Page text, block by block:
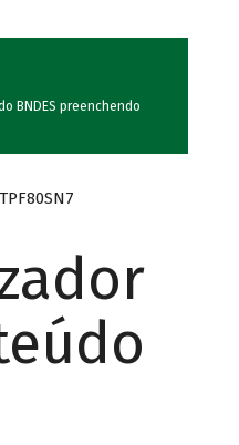
BNDES preenchendo